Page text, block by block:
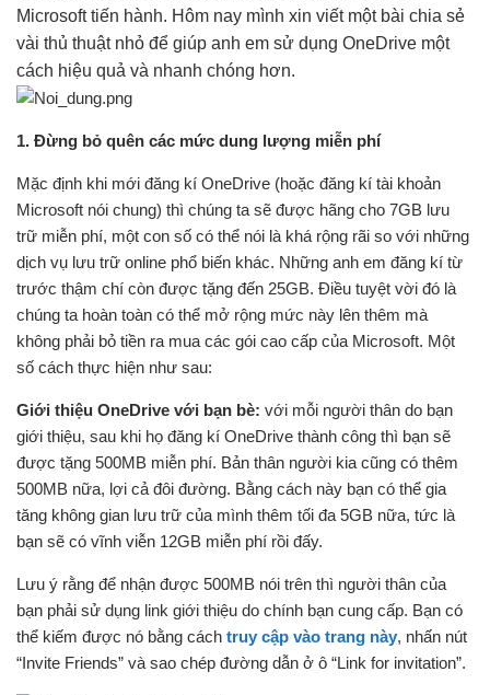
Microsoft tiến hành. Hôm nay mình xin viết một bài chia sẻ
vài thủ thuật nhỏ để giúp anh em sử dụng OneDrive một
cách hiệu quả và nhanh chóng hơn.
1. Đừng bỏ quên các mức dung lượng miễn phí
Mặc định khi mới đăng kí OneDrive (hoặc đăng kí tài khoản
Microsoft nói chung) thì chúng ta sẽ được hãng cho 7GB lưu
trữ miễn phí, một con số có thể nói là khá rộng rãi so với những
dịch vụ lưu trữ online phổ biến khác. Những anh em đăng kí từ
trước thậm chí còn được tặng đến 25GB. Điều tuyệt vời đó là
chúng ta hoàn toàn có thể mở rộng mức này lên thêm mà
không phải bỏ tiền ra mua các gói cao cấp của Microsoft. Một
số cách thực hiện như sau:
Giới thiệu OneDrive với bạn bè: với mỗi người thân do bạn
giới thiệu, sau khi họ đăng kí OneDrive thành công thì bạn sẽ
được tặng 500MB miễn phí. Bản thân người kia cũng có thêm
500MB nữa, lợi cả đôi đường. Bằng cách này bạn có thể gia
tăng không gian lưu trữ của mình thêm tối đa 5GB nữa, tức là
bạn sẽ có vĩnh viễn 12GB miễn phí rồi đấy.
Lưu ý rằng để nhận được 500MB nói trên thì người thân của
bạn phải sử dụng link giới thiệu do chính bạn cung cấp. Bạn có
thể kiếm được nó bằng cách truy cập vào trang này, nhấn nút
“Invite Friends” và sao chép đường dẫn ở ô “Link for invitation”.